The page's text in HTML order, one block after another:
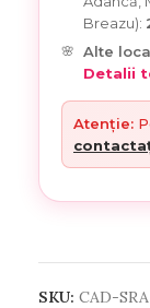
Breazu):
Alte
Detalii
Atenție:
SKU: CAD-SRA